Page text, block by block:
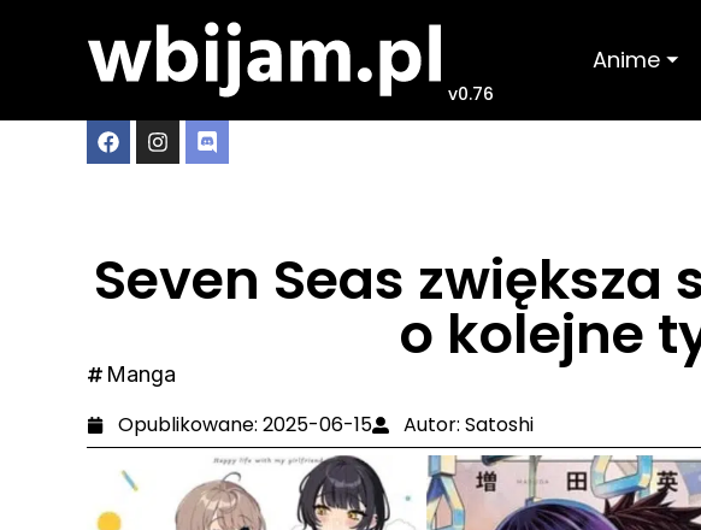
v0.76
Anime ⏷
Seven Seas
o kolejne
Manga
Opublikowane: 2025-06-15 Autor: Satoshi